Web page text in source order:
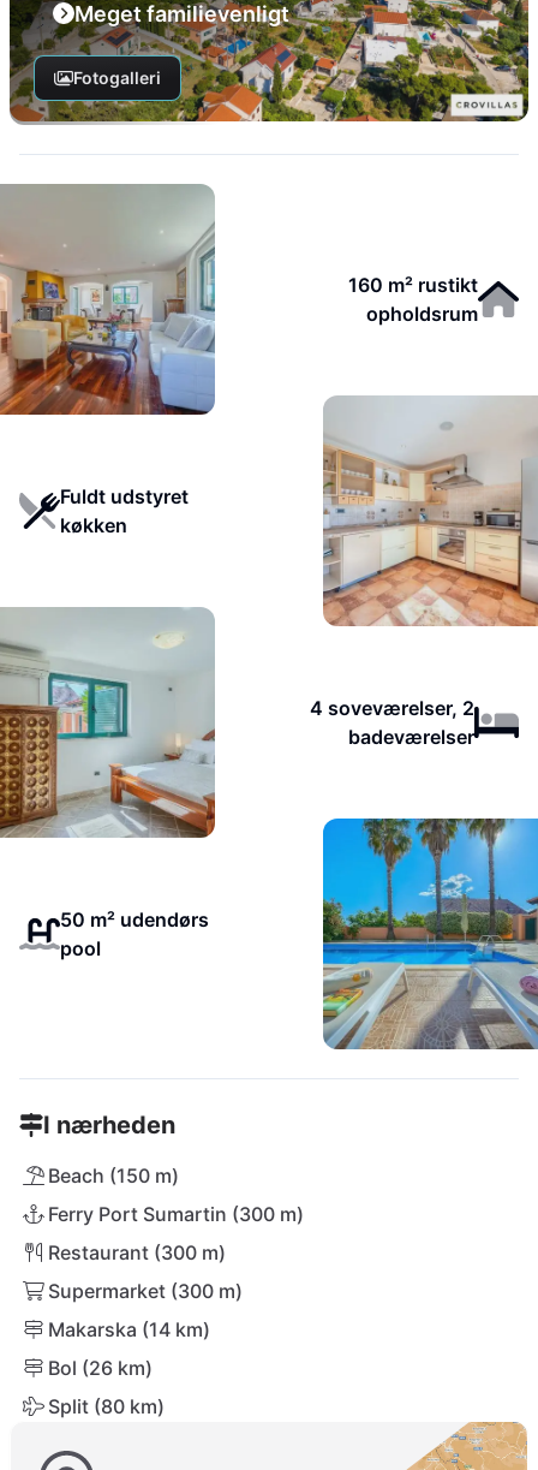
Meget familievenligt
Fotogalleri
160 m² rustikt
opholdsrum
Fuldt udstyret
køkken
4 soveværelser, 2
badeværelser
50 m² udendørs
pool
I nærheden
Beach (150 m)
Ferry Port Sumartin (300 m)
Restaurant (300 m)
Supermarket (300 m)
Makarska (14 km)
Bol (26 km)
Split (80 km)